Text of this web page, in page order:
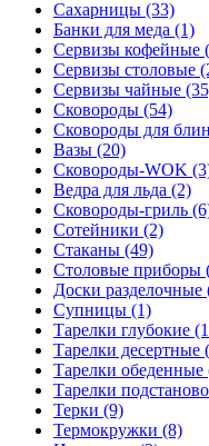
Сахарницы (33)
Банки для меда (1)
Сервизы кофейные
Сервизы столовые
Сервизы чайные
Сковороды (54)
Сковороды для
Вазы (20)
Сковороды-WOK
Ведра для льда (2)
Сковороды-гриль
Сотейники (2)
Стаканы (49)
Столовые приборы
Доски разделочные
Супницы (1)
Тарелки глубокие
Тарелки десертные
Тарелки обеденные
Тарелки
Терки (9)
Термокружки (8)